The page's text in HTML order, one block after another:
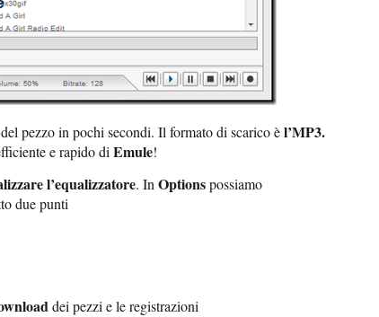
del pezzo in pochi secondi. Il formato di scarico èl’MP3.
e rapido di Emule!
l’equalizzatore. In Optionspossiamo
due punti
dei pezzi e le registrazioni